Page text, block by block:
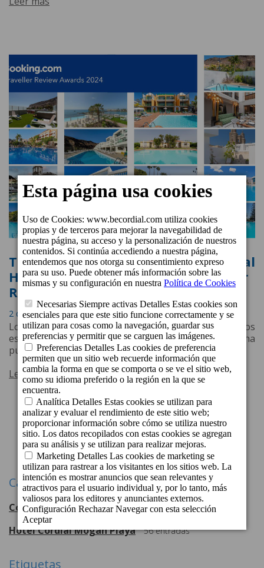
Todos los establecimientos de Cordial
Hotels & Resorts reciben el Traveller
Review Award 2024 de Booking.com
2 de Febrero de 2024 a las 12:05
Los huéspedes han premiado la calidad de todos los
establecimientos de la cadena hotelera con una
puntuación superior a 8.
Leer más
1 2 3 Siguiente
Categorías
Cordial Hotels & Resorts 108 entradas
Hotel Cordial Mogán Playa 56 entradas
Etiquetas